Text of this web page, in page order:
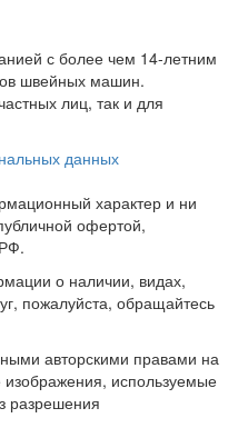
с более чем 14-летним
швейных машин.
лиц, так и для
данных
характер и ни
офертой,
о наличии, видах,
пожалуйста, обращайтесь
авторскими правами на
используемые
разрешения